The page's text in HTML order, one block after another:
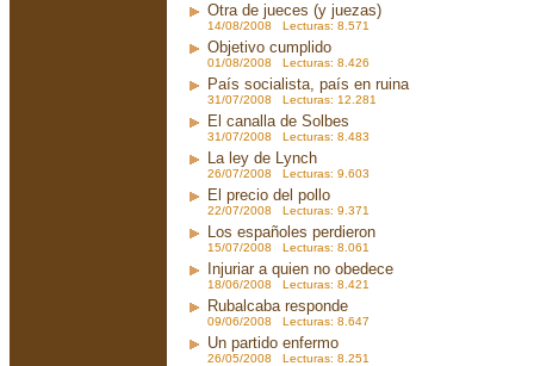
Otra de jueces (y juezas)
14/08/2008 Lecturas: 8.571
Objetivo cumplido
01/08/2008 Lecturas: 8.426
País socialista, país en ruina
31/07/2008 Lecturas: 12.281
El canalla de Solbes
31/07/2008 Lecturas: 8.483
La ley de Lynch
26/07/2008 Lecturas: 9.603
El precio del pollo
22/07/2008 Lecturas: 9.371
Los españoles perdieron
15/07/2008 Lecturas: 8.061
Injuriar a quien no obedece
18/06/2008 Lecturas: 8.421
Rubalcaba responde
09/06/2008 Lecturas: 8.647
Un partido enfermo
26/05/2008 Lecturas: 8.251